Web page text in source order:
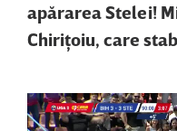
apărarea Stelei!
Chiriţoiu, care